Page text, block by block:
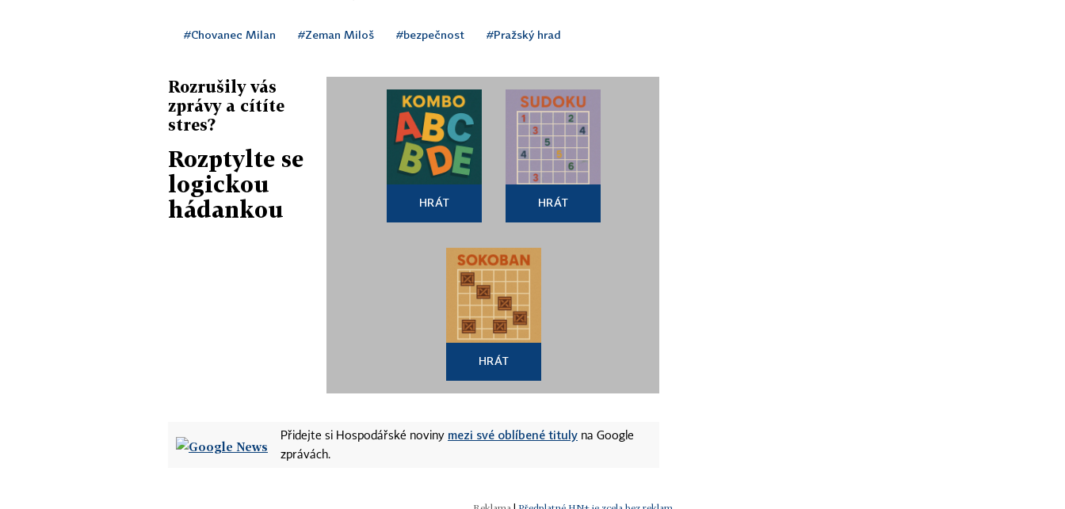
#Chovanec Milan #Zeman Miloš #bezpečnost #Pražský hrad
Rozrušily vás
zprávy a cítíte
stres?
Rozptylte se
logickou
hádankou
HRÁT HRÁT
HRÁT
Přidejte si Hospodářské noviny mezi své oblíbené tituly na Google
zprávách.